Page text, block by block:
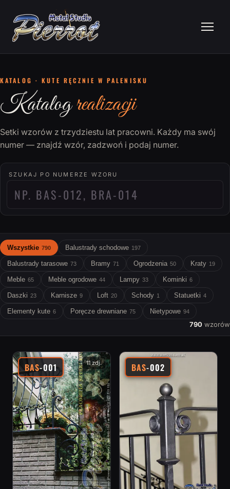
KATALOG · KUTE RĘCZNIE W PALENISKU
Katalogrealizacji
Setki wzorów z trzydziestu lat pracowni. Każdy ma swój
numer — znajdź wzór, zadzwoń i podaj numer.
SZUKAJ PO NUMERZE WZORU
Wszystkie 790 Balustrady schodowe 197
Balustrady tarasowe 73 Bramy 71 Ogrodzenia 50 Kraty 19
Meble 65 Meble ogrodowe 44 Lampy 33 Kominki 6
Daszki 23 Karnisze 9 Loft 20 Schody 1 Statuetki 4
Elementy kute 6 Poręcze drewniane 75 Nietypowe 94
790 wzorów
BAS-001 11 zdj. BAS-002